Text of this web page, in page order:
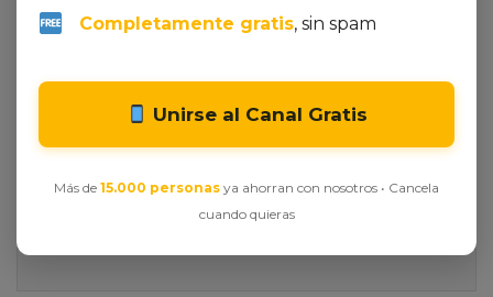
Ofertas Outlet All Author Posts
Completamente gratis, sin spam
Unirse al Canal Gratis
Más de 15.000 personas ya ahorran con nosotros • Cancela
cuando quieras